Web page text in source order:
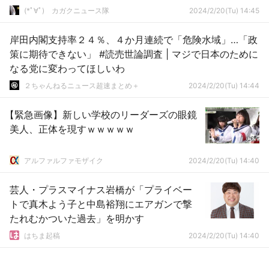
(*ﾟ∀ﾟ)ゞカガクニュース隊 2024/2/20(Tu) 14:45
岸田内閣支持率２４％、４か月連続で「危険水域」…「政
策に期待できない」 #読売世論調査 | マジで日本のために
なる党に変わってほしいわ
２ちゃんねるニュース超速まとめ＋ 2024/2/20(Tu) 14:44
【緊急画像】新しい学校のリーダーズの眼鏡
美人、正体を現すｗｗｗｗｗ
アルファルファモザイク 2024/2/20(Tu) 14:40
芸人・プラスマイナス岩橋が「プライベー
トで真木よう子と中島裕翔にエアガンで撃
たれむかついた過去」を明かす
はちま起稿 2024/2/20(Tu) 14:40